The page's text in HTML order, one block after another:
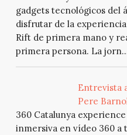
gadgets tecnológicos del
disfrutar de la
Rift de primera mano y
primera persona. La
Entrevista
Pere
360 Catalunya
inmersiva en vídeo 360 a